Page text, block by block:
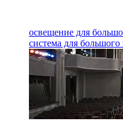
освещение для
система для большого